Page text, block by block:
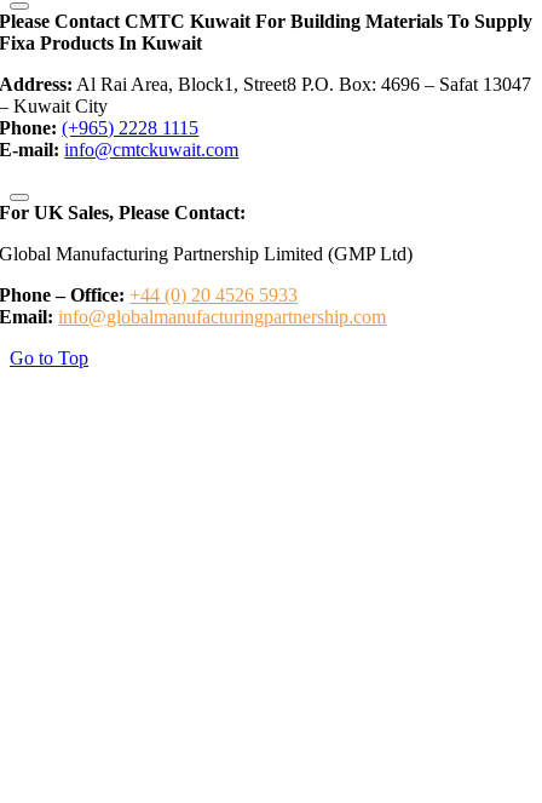
Please Contact CMTC Kuwait For Building Materials To Supply
Fixa Products In Kuwait
Address: Al Rai Area, Block1, Street8 P.O. Box: 4696 – Safat 13047
– Kuwait City
Phone: (+965) 2228 1115
E-mail: info@cmtckuwait.com
For UK Sales, Please Contact:
Global Manufacturing Partnership Limited (GMP Ltd)
Phone – Office: +44 (0) 20 4526 5933
Email: info@globalmanufacturingpartnership.com
Go to Top